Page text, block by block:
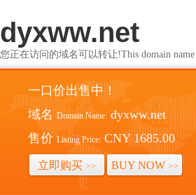
dyxww.net
您正在访问的域名可以转让!This domain name
一口价出售中！
域名 Domain Name: dyxww.net
售价 Listing Price: CNY 1685.00
立即购买 >> BUY NOW >>